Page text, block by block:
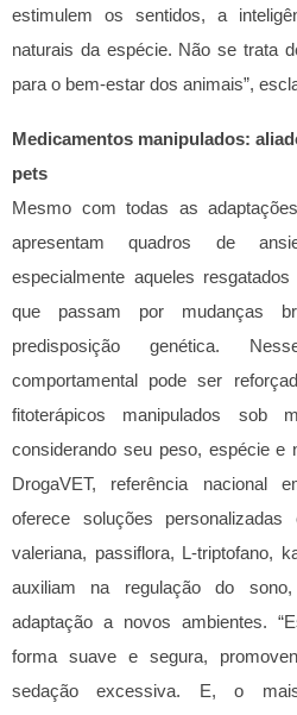
estimulem os sentidos, a
naturais da espécie. Não se trata
para o bem-estar dos animais”,
Medicamentos manipulados:
pets
Mesmo com todas as
apresentam quadros de
especialmente aqueles
que passam por mudanças
predisposição genética.
comportamental pode ser
fitoterápicos manipulados sob
considerando seu peso, espécie e
DrogaVET, referência nacional
oferece soluções
valeriana, passiflora, L-triptofano,
auxiliam na regulação do
adaptação a novos ambientes.
forma suave e segura,
sedação excessiva. E, o